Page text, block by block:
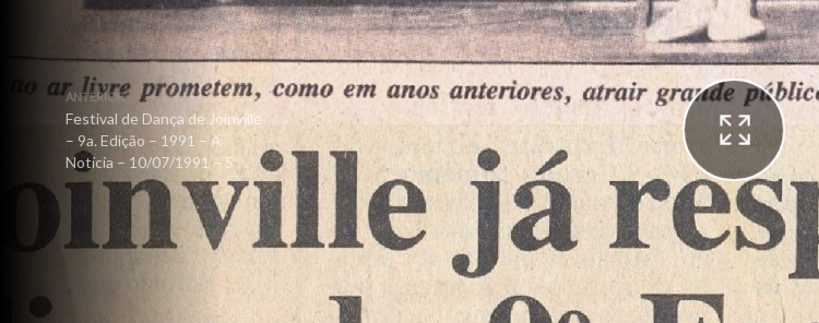
ANTERIOR
Festival de Dança de Joinville
– 9a. Edição – 1991 – A
Notícia – 10/07/1991 – 5